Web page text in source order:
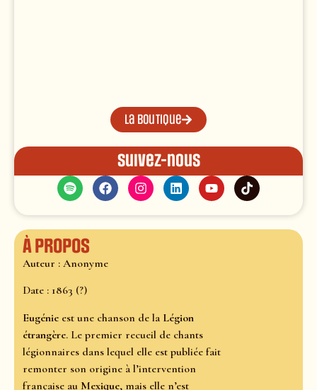
La boutique
Suivez-nous
À propos
Auteur : Anonyme
Date : 1863 (?)
Eugénie est une chanson de la Légion
étrangère. Le premier recueil de chants
légionnaires dans lequel elle est publiée fait
remonter son origine à l’intervention
française au Mexique, mais elle n’est